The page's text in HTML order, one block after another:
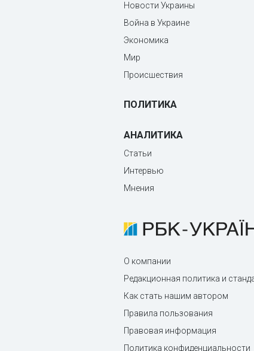
Новости Украины
Война в Украине
Экономика
Мир
Происшествия
ПОЛИТИКА
АНАЛИТИКА
Статьи
Интервью
Мнения
О компании
Редакционная политика и
Как стать нашим автором
Правила пользования
Правовая информация
Политика конфиденциальности